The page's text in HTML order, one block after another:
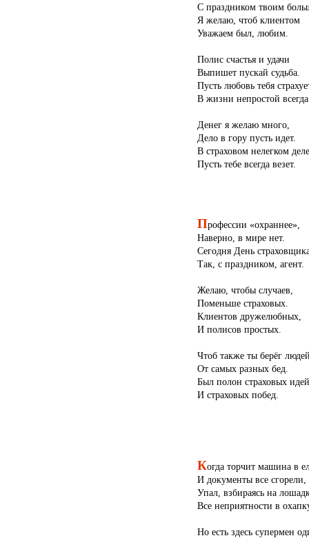
С праздником твоим
Я желаю, чтоб клиентом
Уважаем был, любим.
Полис счастья и удачи
Выпишет пускай судьба.
Пусть любовь тебя
В жизни непростой всегда.
Денег я желаю много,
Дело в гору пусть идет.
В страховом нелегком деле
Пусть тебе всегда везет.
Профессии «охраннее»,
Наверно, в мире нет.
Сегодня День
Так, с праздником, агент.
Желаю, чтобы случаев,
Поменьше страховых.
Клиентов дружелюбных,
И полисов простых.
Чтоб также ты берёг
От самых разных бед.
Был полон страховых идей
И страховых побед.
Когда торчит машина в
И документы все сгорели,
Упал, взбираясь на
Все неприятности в
Но есть здесь супермен